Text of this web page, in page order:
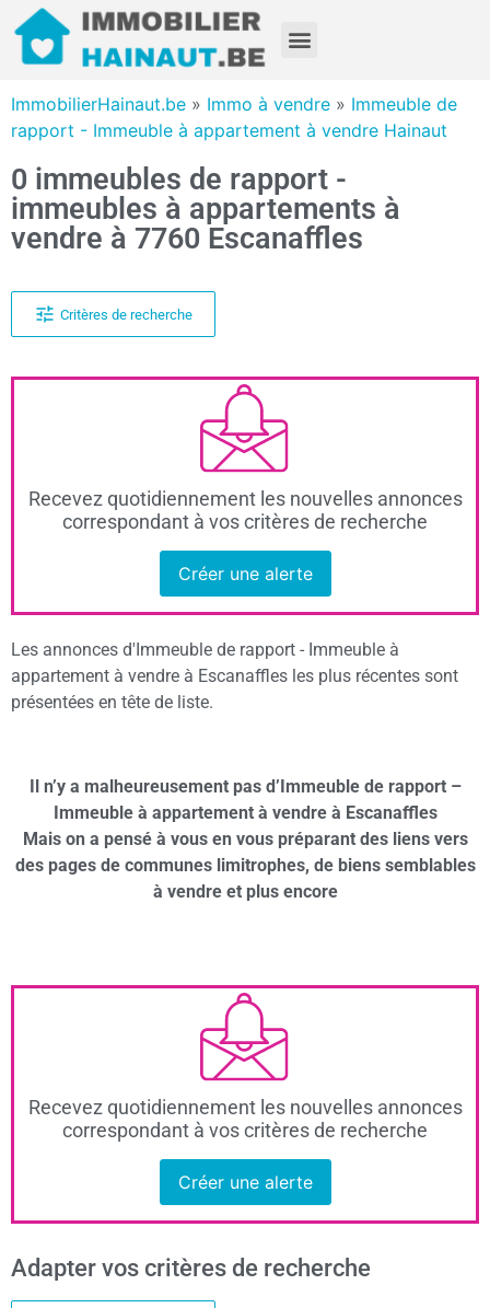
ImmobilierHainaut.be » Immo à vendre » Immeuble de
rapport - Immeuble à appartement à vendre Hainaut
0 immeubles de rapport -
immeubles à appartements à
vendre à 7760 Escanaffles
Critères de recherche
Recevez quotidiennement les nouvelles annonces
correspondant à vos critères de recherche
Créer une alerte
Les annonces d'Immeuble de rapport - Immeuble à
appartement à vendre à Escanaffles les plus récentes sont
présentées en tête de liste.
Il n’y a malheureusement pas d’Immeuble de rapport –
Immeuble à appartement à vendre à Escanaffles
Mais on a pensé à vous en vous préparant des liens vers
des pages de communes limitrophes, de biens semblables
à vendre et plus encore
Recevez quotidiennement les nouvelles annonces
correspondant à vos critères de recherche
Créer une alerte
Adapter vos critères de recherche